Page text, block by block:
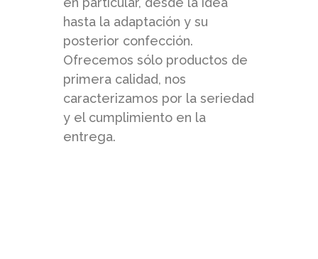
hasta la adaptación y su
posterior confección.
Ofrecemos sólo productos de
primera calidad, nos
caracterizamos por la seriedad
y el cumplimiento en la
entrega.